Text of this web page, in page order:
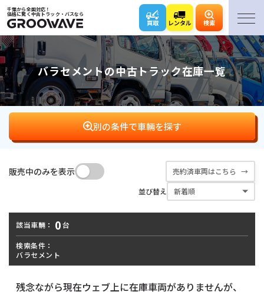
千葉から全国対応！
価格に驚く中古トラック・バスなら
買取 レンタル 検索
バラセメントの中古トラック在庫一覧
別の条件で車輛を探す
クレーン
バン･
冷凍車 パッカー車
ミキサー車 タンク車 高所作業車 特殊車両
並び替え
販売中のみを表示 売約済車両はこちら
該当車輛： 0台
検索条件：
バラセメント
残念ながら現在ウェブ上に在庫車両がありませんが、